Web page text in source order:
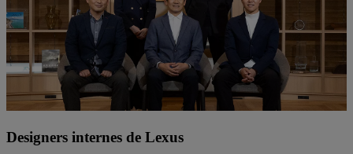
Designers internes de Lexus